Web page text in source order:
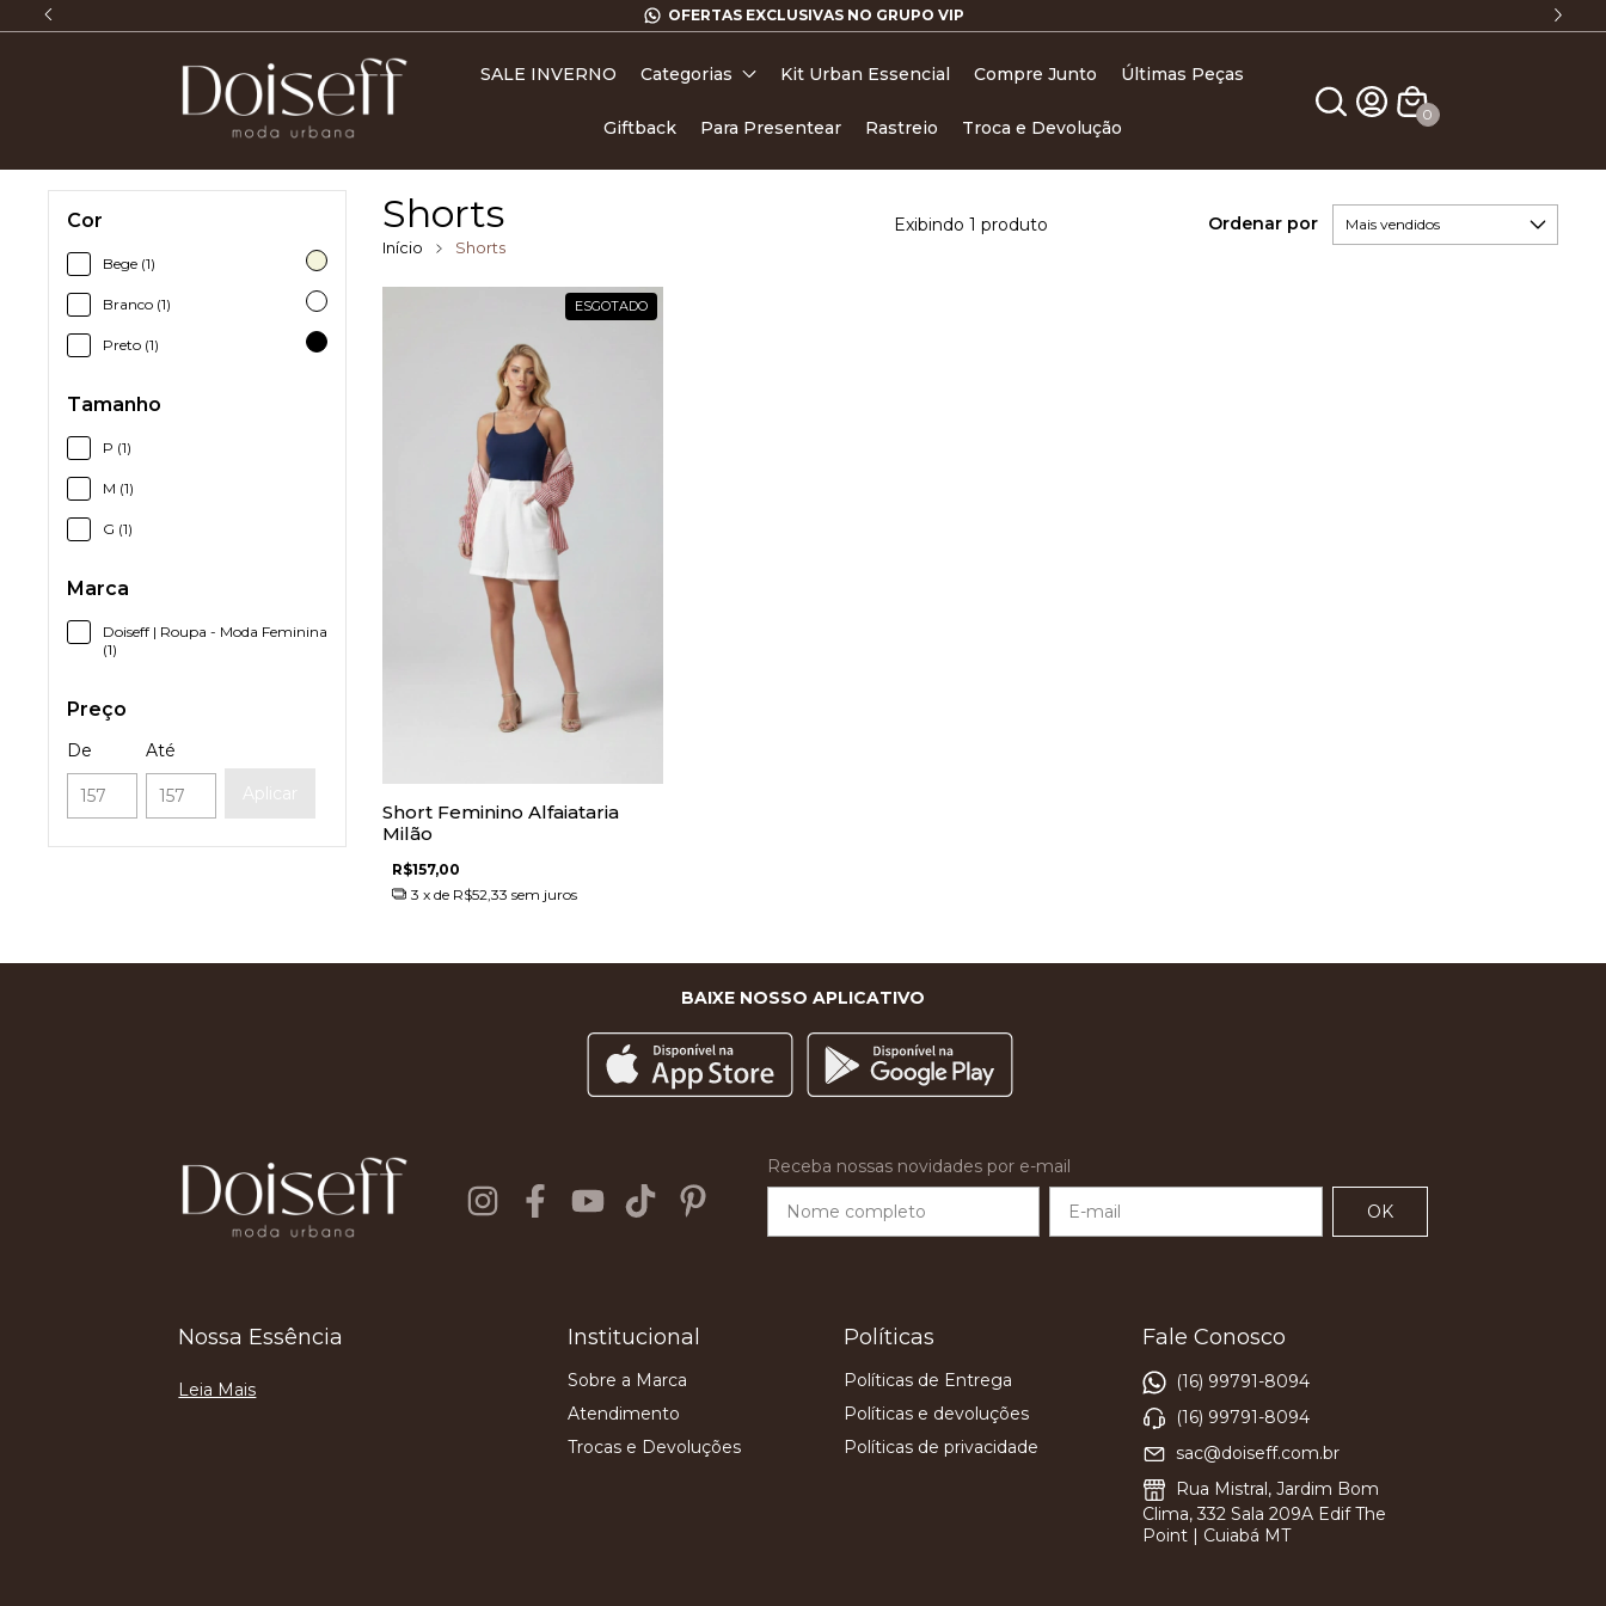
NO GRUPO VIP FRETE GRÁTIS ACIMA DE R$ 499,90 (SP)
SALE INVERNO Categorias Kit Urban Essencial Compre Junto Últimas Peças
Giftback Para Presentear Rastreio Troca e Devolução
0
Cor
Bege (1)
Branco (1)
Preto (1)
Tamanho
P (1)
M (1)
G (1)
Marca
Doiseff | Roupa - Moda Feminina
(1)
Preço
De
Até
Aplicar
Shorts
Início Shorts
Exibindo 1 produto Ordenar por
ESGOTADO
Short Feminino Alfaiataria
Milão
R$157,00
3 x de R$52,33 sem juros
BAIXE NOSSO APLICATIVO
Receba nossas novidades por e-mail
Nossa Essência
Leia Mais
Institucional
Sobre a Marca
Atendimento
Trocas e Devoluções
Políticas
Políticas de Entrega
Políticas e devoluções
Políticas de privacidade
Fale Conosco
(16) 99791-8094
(16) 99791-8094
sac@doiseff.com.br
Rua Mistral, Jardim Bom
Clima, 332 Sala 209A Edif The
Point | Cuiabá MT